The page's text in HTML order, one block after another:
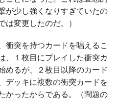
が少し強くなりすぎていたの
変更したのだ。）
突を持つカードを唱えるこ
、１枚目にプレイした衝突カ
めるが、２枚目以降のカード
デッキに複数の衝突カードを
かったからである。（問題の